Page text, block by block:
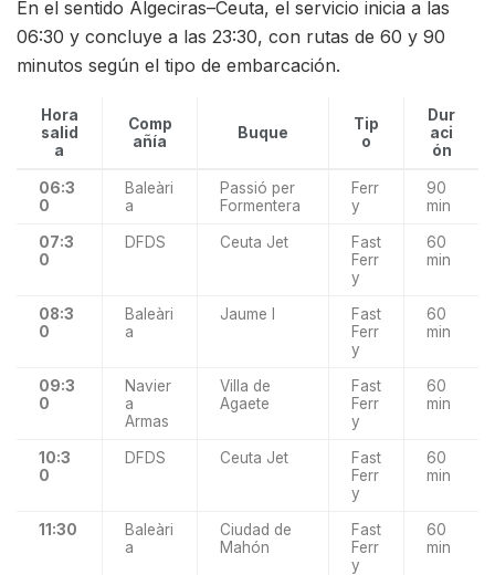
En el sentido Algeciras–Ceuta, el servicio inicia a las
06:30 y concluye a las 23:30, con rutas de 60 y 90
minutos según el tipo de embarcación.
Hora
salid
a
Comp
añía
Buque
Tip
o
Dur
aci
ón
06:3
0
Baleàri
a
Passió per
Formentera
Ferr
y
90
min
07:3
0
DFDS Ceuta Jet
Fast
Ferr
y
60
min
08:3
0
Baleàri
a
Jaume I
Fast
Ferr
y
60
min
09:3
0
Navier
a
Armas
Villa de
Agaete
Fast
Ferr
y
60
min
10:3
0
DFDS Ceuta Jet
Fast
Ferr
y
60
min
11:30
Baleàri
a
Ciudad de
Mahón
Fast
Ferr
y
60
min